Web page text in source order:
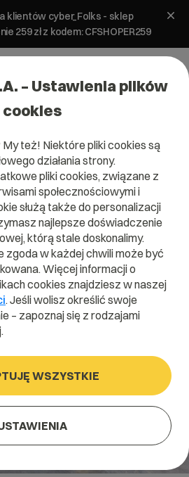
klientów cyber_Folks - sklep
259 zł z kodem: CFSHOPER259
z WordPressa?
ok.5 min
– Ustawienia plików
cookies
też! Niektóre pliki cookies są
działania strony.
pliki cookies, związane z
społecznościowymi i
służą także do personalizacji
najlepsze doświadczenie
którą stale doskonalimy.
zgoda w każdej chwili może być
Więcej informacji o
cookies znajdziesz w naszej
. Jeśli wolisz określić swoje
– zapoznaj się z rodzajami
WSZYSTKIE